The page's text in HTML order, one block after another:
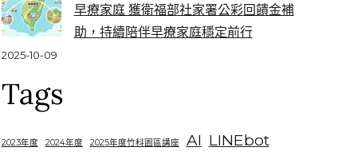
早療家庭 獲衛福部社家署公彩回饋金補
助，持續陪伴早療家庭穩定前行
2025-10-09
Tags
2023年度 2024年度 2025年度竹科園區講座 AI LINEbot